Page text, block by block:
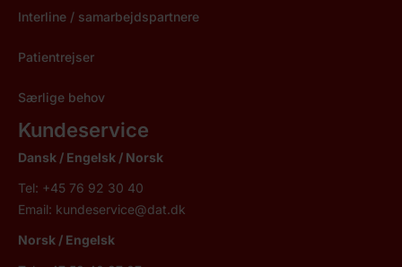
Interline / samarbejdspartnere
Patientrejser
Særlige behov
Kundeservice
Dansk / Engelsk / Norsk
Tel: +45 76 92 30 40
Email: kundeservice@dat.dk
Norsk / Engelsk